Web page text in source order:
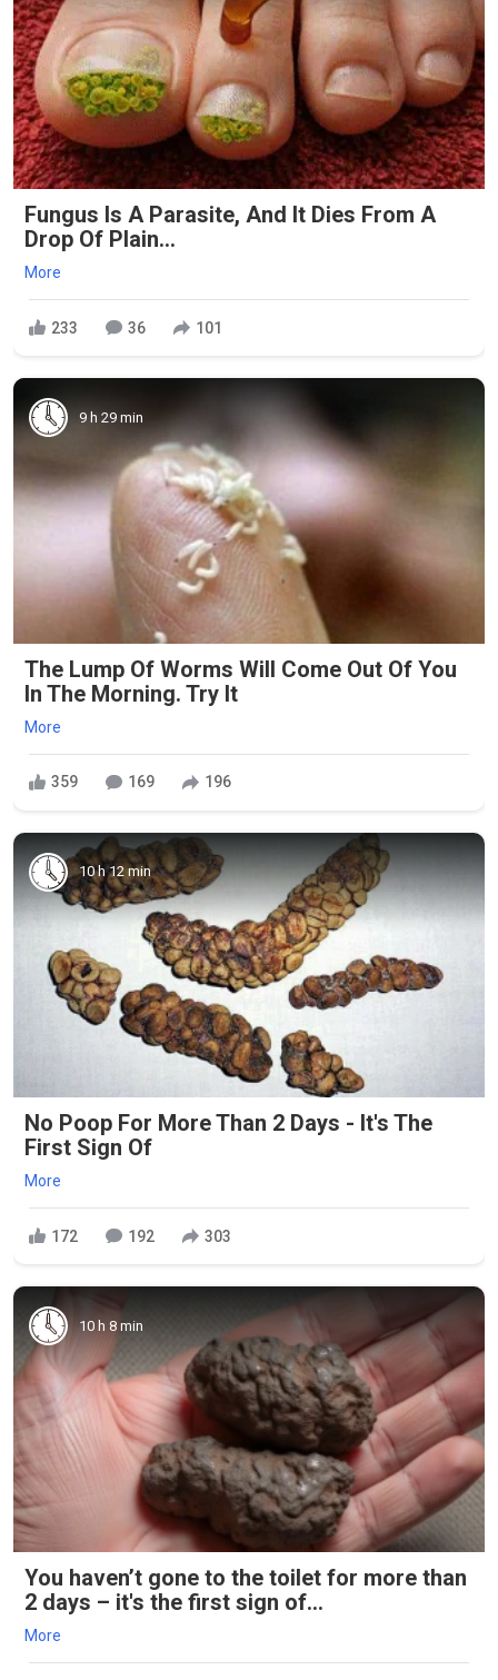
Fungus Is A Parasite, And It Dies From A
Drop Of Plain...
More
233 36 101
9 h 29 min
The Lump Of Worms Will Come Out Of You
In The Morning. Try It
More
359 169 196
10 h 12 min
No Poop For More Than 2 Days - It's The
First Sign Of
More
172 192 303
10 h 8 min
You haven’t gone to the toilet for more than
2 days – it's the first sign of...
More